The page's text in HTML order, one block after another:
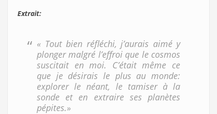
Extrait:
« Tout bien réfléchi, j’aurais aimé y
plonger malgré l’effroi que le cosmos
suscitait en moi. C’était même ce
que je désirais le plus au monde:
explorer le néant, le tamiser à la
sonde et en extraire ses planètes
pépites.»